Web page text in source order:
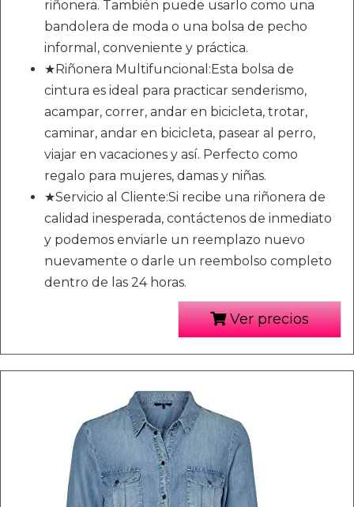
riñonera. También puede usarlo como una
bandolera de moda o una bolsa de pecho
informal, conveniente y práctica.
★Riñonera Multifuncional:Esta bolsa de
cintura es ideal para practicar senderismo,
acampar, correr, andar en bicicleta, trotar,
caminar, andar en bicicleta, pasear al perro,
viajar en vacaciones y así. Perfecto como
regalo para mujeres, damas y niñas.
★Servicio al Cliente:Si recibe una riñonera de
calidad inesperada, contáctenos de inmediato
y podemos enviarle un reemplazo nuevo
nuevamente o darle un reembolso completo
dentro de las 24 horas.
Ver precios